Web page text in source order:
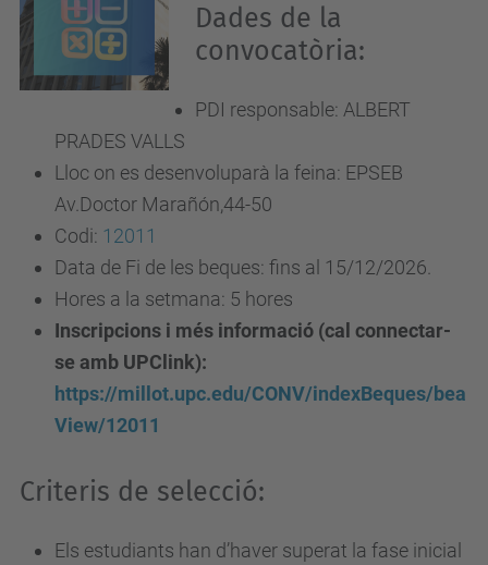
Dades de la
convocatòria:
PDI responsable: ALBERT
PRADES VALLS
Lloc on es desenvoluparà la feina: EPSEB
Av.Doctor Marañón,44-50
Codi: 12011
Data de Fi de les beques: fins al 15/12/2026.
Hores a la setmana: 5 hores
Inscripcions i més informació (cal connectar-
se amb UPClink):
https://millot.upc.edu/CONV/indexBeques/bea
View/12011
Criteris de selecció:
Els estudiants han d’haver superat la fase inicial